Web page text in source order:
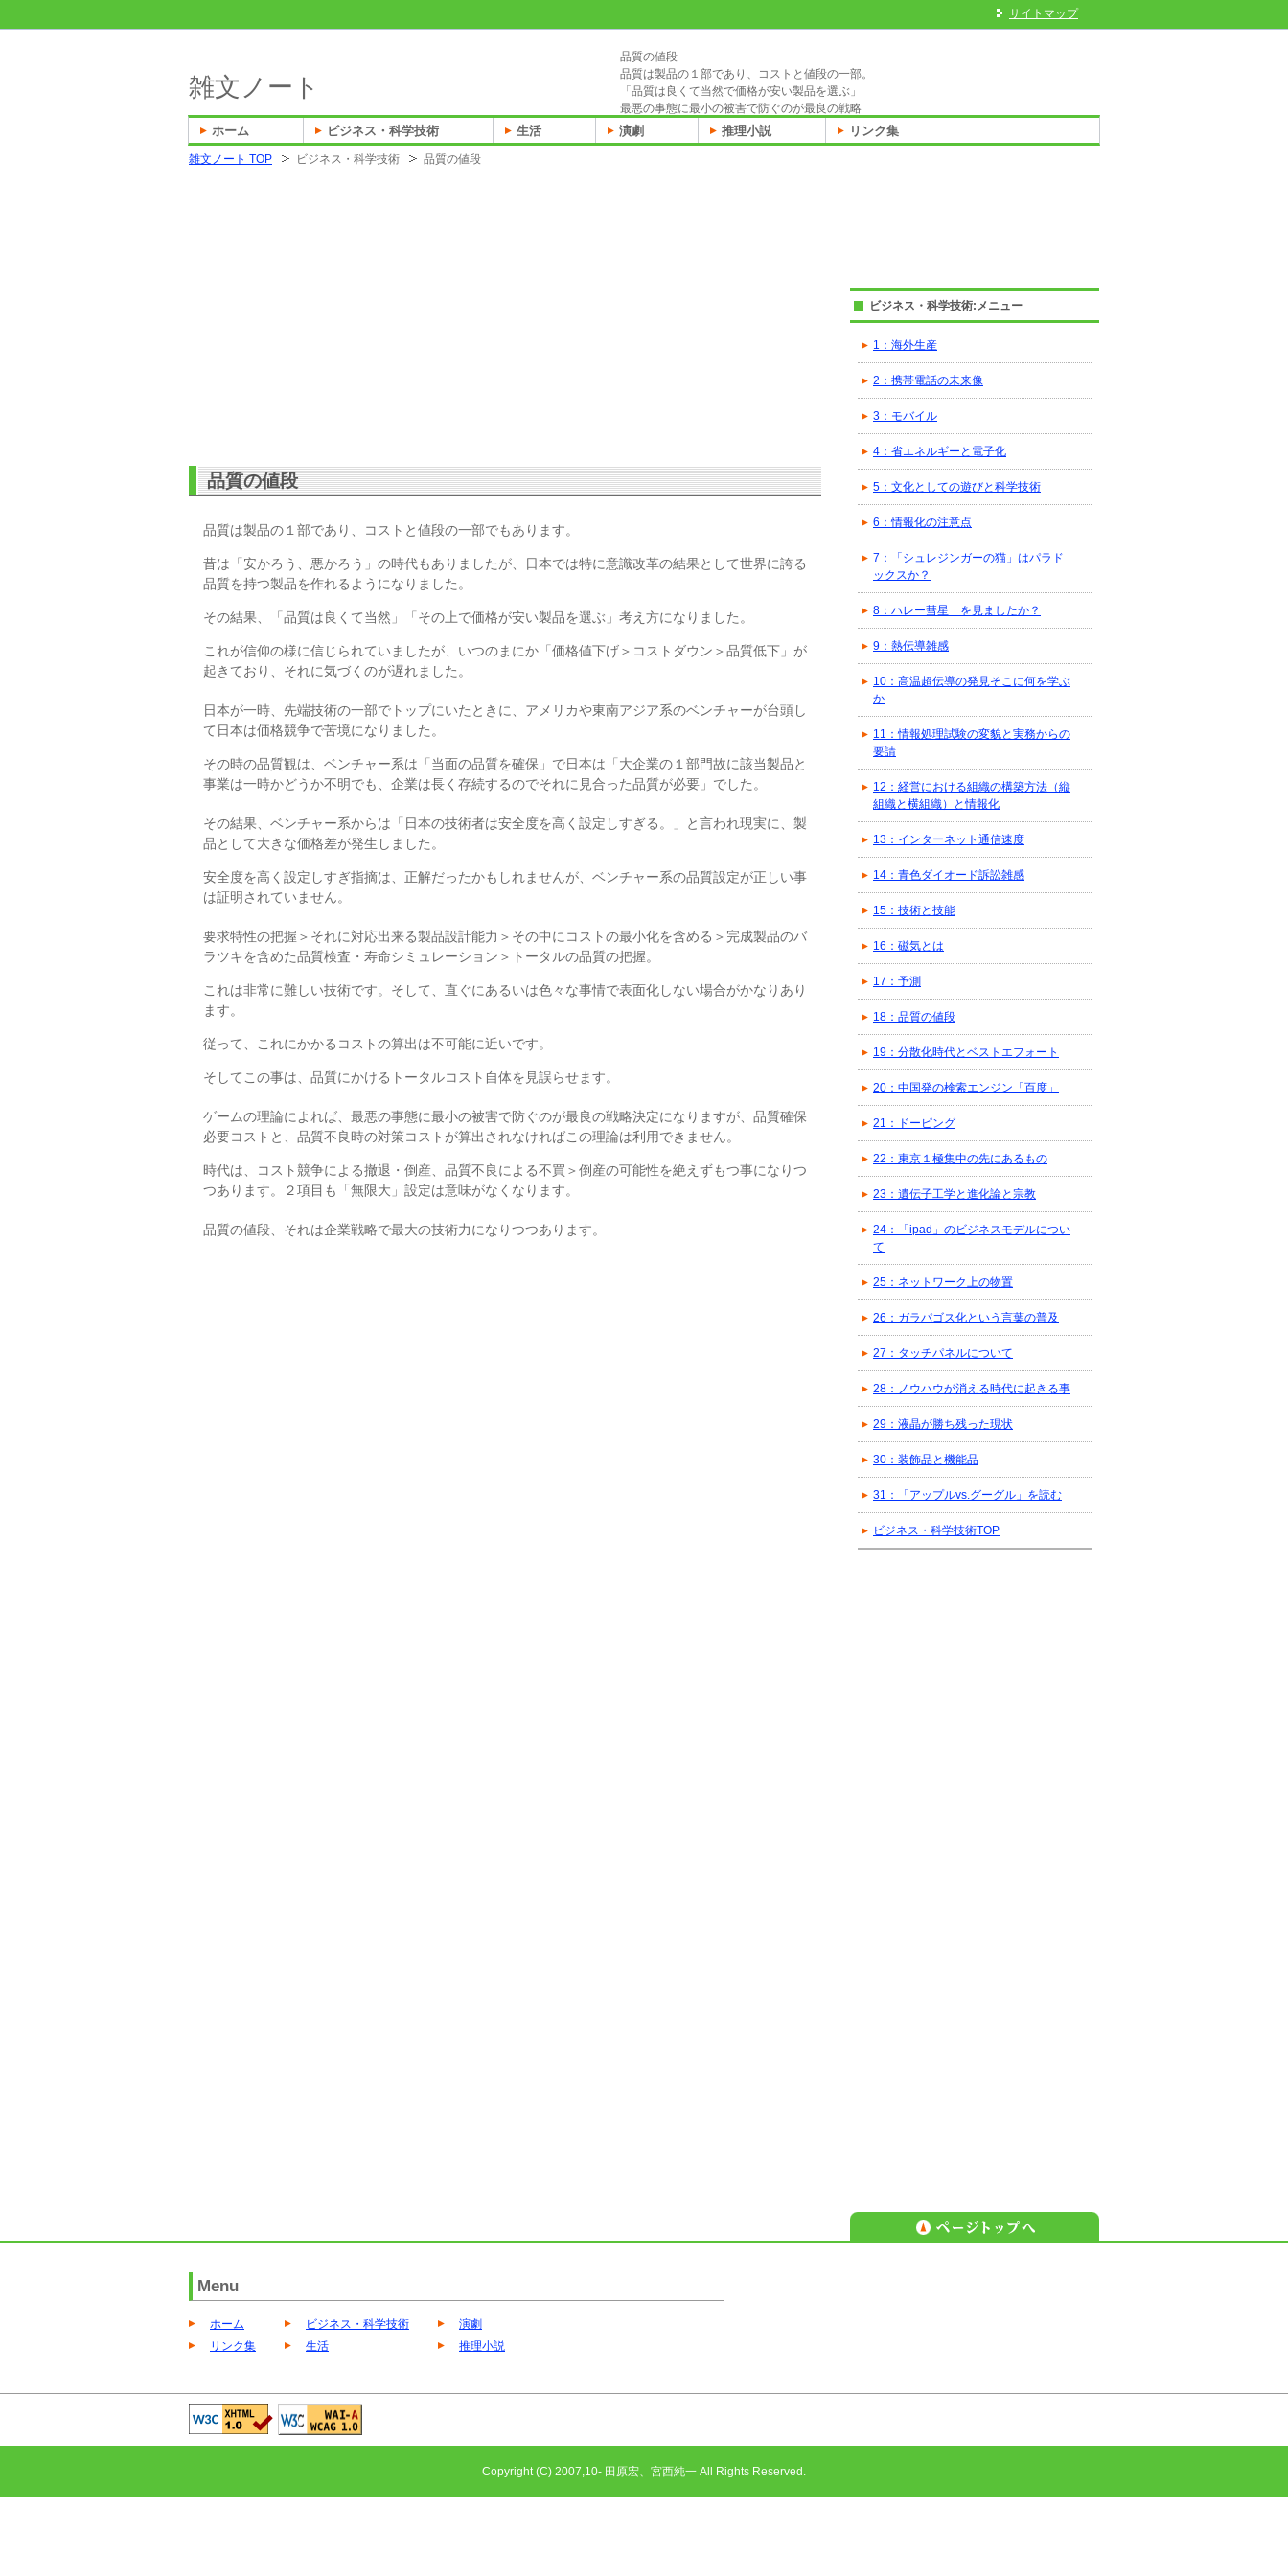
雑文ノート TOP ビジネス・科学技術 品質の値段
品質の値段
品質は製品の１部であり、コストと値段の一部でもあります。
昔は「安かろう、悪かろう」の時代もありましたが、日本では特に意識改革の結果として世界に誇る
品質を持つ製品を作れるようになりました。
その結果、「品質は良くて当然」「その上で価格が安い製品を選ぶ」考え方になりました。
これが信仰の様に信じられていましたが、いつのまにか「価格値下げ＞コストダウン＞品質低下」が
起きており、それに気づくのが遅れました。
日本が一時、先端技術の一部でトップにいたときに、アメリカや東南アジア系のベンチャーが台頭し
て日本は価格競争で苦境になりました。
その時の品質観は、ベンチャー系は「当面の品質を確保」で日本は「大企業の１部門故に該当製品と
事業は一時かどうか不明でも、企業は長く存続するのでそれに見合った品質が必要」でした。
その結果、ベンチャー系からは「日本の技術者は安全度を高く設定しすぎる。」と言われ現実に、製
品として大きな価格差が発生しました。
安全度を高く設定しすぎ指摘は、正解だったかもしれませんが、ベンチャー系の品質設定が正しい事
は証明されていません。
要求特性の把握＞それに対応出来る製品設計能力＞その中にコストの最小化を含める＞完成製品のバ
ラツキを含めた品質検査・寿命シミュレーション＞トータルの品質の把握。
これは非常に難しい技術です。そして、直ぐにあるいは色々な事情で表面化しない場合がかなりあり
ます。
従って、これにかかるコストの算出は不可能に近いです。
そしてこの事は、品質にかけるトータルコスト自体を見誤らせます。
ゲームの理論によれば、最悪の事態に最小の被害で防ぐのが最良の戦略決定になりますが、品質確保
必要コストと、品質不良時の対策コストが算出されなければこの理論は利用できません。
時代は、コスト競争による撤退・倒産、品質不良による不買＞倒産の可能性を絶えずもつ事になりつ
つあります。２項目も「無限大」設定は意味がなくなります。
品質の値段、それは企業戦略で最大の技術力になりつつあります。
ビジネス・科学技術:メニュー
1：海外生産
2：携帯電話の未来像
3：モバイル
4：省エネルギーと電子化
5：文化としての遊びと科学技術
6：情報化の注意点
7：「シュレジンガーの猫」はパラド
ックスか？
8：ハレー彗星 を見ましたか？
9：熱伝導雑感
10：高温超伝導の発見そこに何を学ぶ
か
11：情報処理試験の変貌と実務からの
要請
12：経営における組織の構築方法（縦
組織と横組織）と情報化
13：インターネット通信速度
14：青色ダイオード訴訟雑感
15：技術と技能
16：磁気とは
17：予測
18：品質の値段
19：分散化時代とベストエフォート
20：中国発の検索エンジン「百度」
21：ドーピング
22：東京１極集中の先にあるもの
23：遺伝子工学と進化論と宗教
24：「ipad」のビジネスモデルについ
て
25：ネットワーク上の物置
26：ガラパゴス化という言葉の普及
27：タッチパネルについて
28：ノウハウが消える時代に起きる事
29：液晶が勝ち残った現状
30：装飾品と機能品
31：「アップルvs.グーグル」を読む
ビジネス・科学技術TOP
Menu
ホーム
リンク集
ビジネス・科学技術
生活
演劇
推理小説
Copyright (C) 2007,10- 田原宏、宮西純一 All Rights Reserved.
サイトマップ
雑文ノート
品質の値段
品質は製品の１部であり、コストと値段の一部。
「品質は良くて当然で価格が安い製品を選ぶ」
最悪の事態に最小の被害で防ぐのが最良の戦略
ホーム ビジネス・科学技術 生活 演劇 推理小説 リンク集